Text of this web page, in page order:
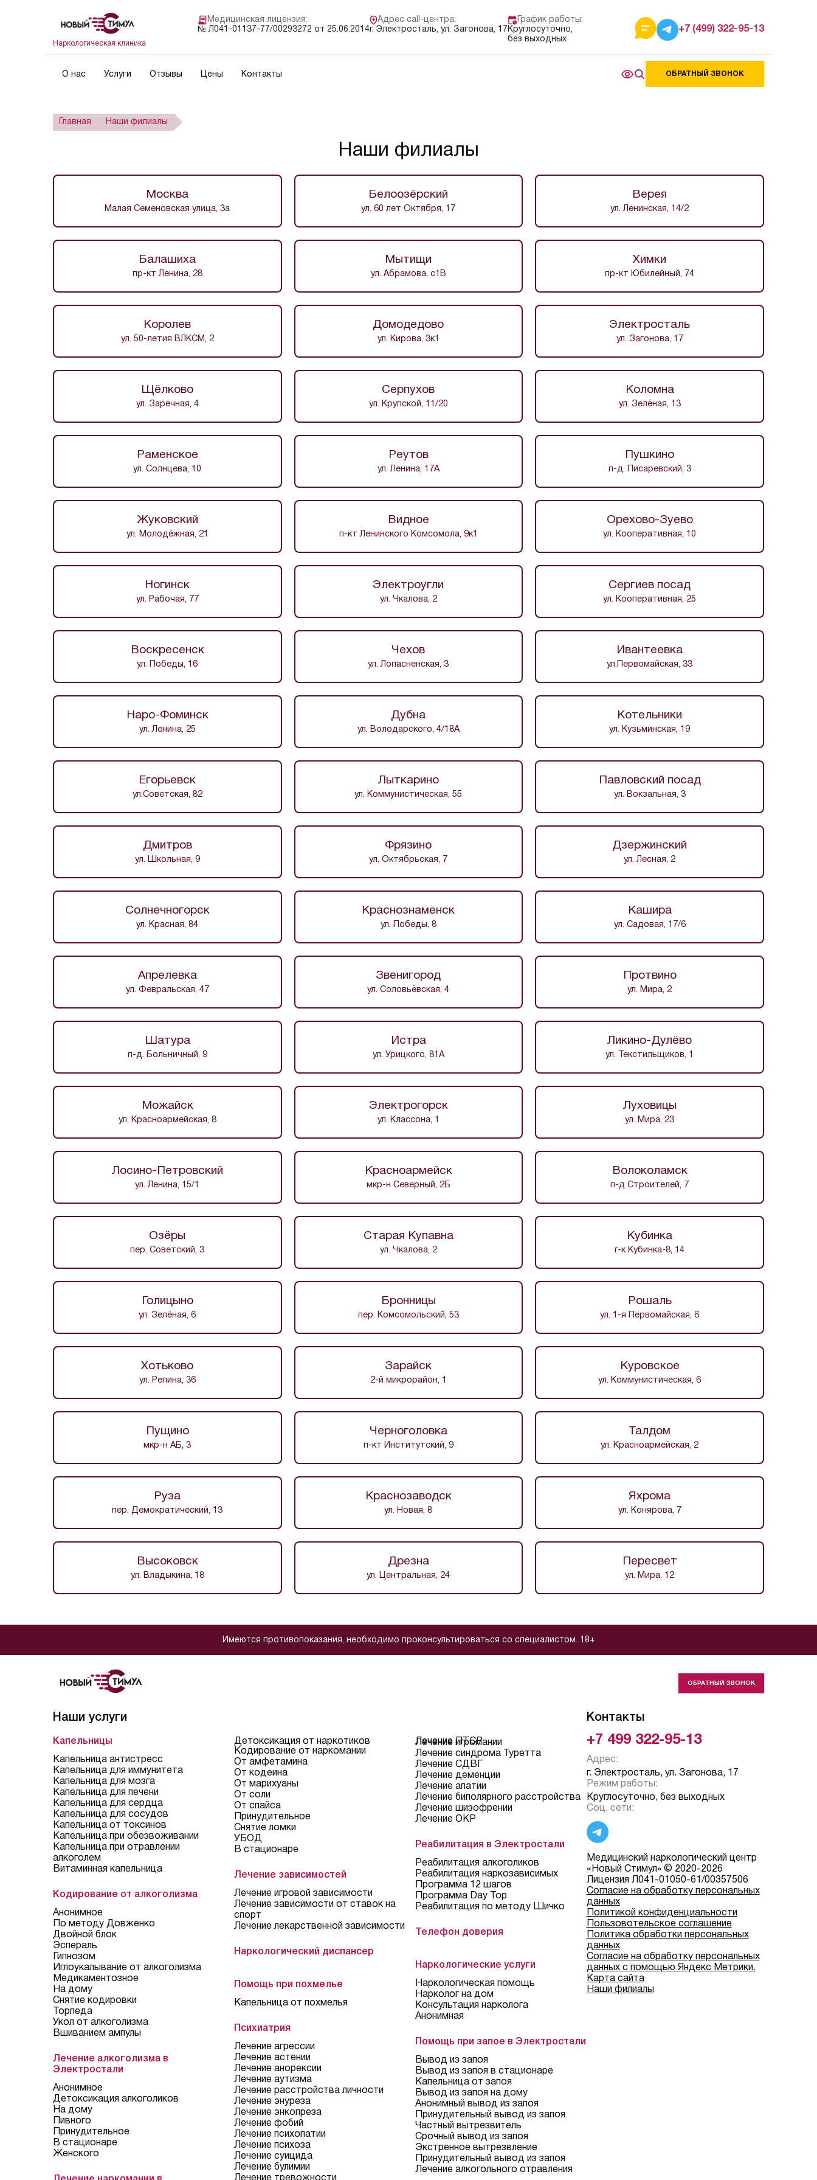
Наркологическая клиника
Медицинская лицензия:
№ Л041-01137-77/00293272 от 25.06.2014
Адрес call-центра:
г. Электросталь, ул. Загонова, 17
График работы:
Круглосуточно,
без выходных
+7 (499) 322-95-13
О нас Услуги Отзывы Цены Контакты ОБРАТНЫЙ ЗВОНОК
Главная Наши филиалы
Наши филиалы
Москва
Малая Семеновская улица, 3а
Белоозёрский
ул. 60 лет Октября, 17
Верея
ул. Ленинская, 14/2
Балашиха
пр-кт Ленина, 28
Мытищи
ул. Абрамова, с1В
Химки
пр-кт Юбилейный, 74
Королев
ул. 50-летия ВЛКСМ, 2
Домодедово
ул. Кирова, 3к1
Электросталь
ул. Загонова, 17
Щёлково
ул. Заречная, 4
Серпухов
ул. Крупской, 11/20
Коломна
ул. Зелёная, 13
Раменское
ул. Солнцева, 10
Реутов
ул. Ленина, 17А
Пушкино
п-д. Писаревский, 3
Жуковский
ул. Молодёжная, 21
Видное
п-кт Ленинского Комсомола, 9к1
Орехово-Зуево
ул. Кооперативная, 10
Ногинск
ул. Рабочая, 77
Электроугли
ул. Чкалова, 2
Сергиев посад
ул. Кооперативная, 25
Воскресенск
ул. Победы, 16
Чехов
ул. Лопасненская, 3
Ивантеевка
ул.Первомайская, 33
Наро-Фоминск
ул. Ленина, 25
Дубна
ул. Володарского, 4/18А
Котельники
ул. Кузьминская, 19
Егорьевск
ул.Советская, 82
Лыткарино
ул. Коммунистическая, 55
Павловский посад
ул. Вокзальная, 3
Дмитров
ул. Школьная, 9
Фрязино
ул. Октябрьская, 7
Дзержинский
ул. Лесная, 2
Солнечногорск
ул. Красная, 84
Краснознаменск
ул. Победы, 8
Кашира
ул. Садовая, 17/6
Апрелевка
ул. Февральская, 47
Звенигород
ул. Соловьёвская, 4
Протвино
ул. Мира, 2
Шатура
п-д. Больничный, 9
Истра
ул. Урицкого, 81А
Ликино-Дулёво
ул. Текстильщиков, 1
Можайск
ул. Красноармейская, 8
Электрогорск
ул. Классона, 1
Луховицы
ул. Мира, 23
Лосино-Петровский
ул. Ленина, 15/1
Красноармейск
мкр-н Северный, 2Б
Волоколамск
п-д Строителей, 7
Озёры
пер. Советский, 3
Старая Купавна
ул. Чкалова, 2
Кубинка
г-к Кубинка-8, 14
Голицыно
ул. Зелёная, 6
Бронницы
пер. Комсомольский, 53
Рошаль
ул. 1-я Первомайская, 6
Хотьково
ул. Репина, 36
Зарайск
2-й микрорайон, 1
Куровское
ул. Коммунистическая, 6
Пущино
мкр-н АБ, 3
Черноголовка
п-кт Институтский, 9
Талдом
ул. Красноармейская, 2
Руза
пер. Демократический, 13
Краснозаводск
ул. Новая, 8
Яхрома
ул. Конярова, 7
Высоковск
ул. Владыкина, 18
Дрезна
ул. Центральная, 24
Пересвет
ул. Мира, 12
Имеются противопоказания, необходимо проконсультироваться со специалистом. 18+
ОБРАТНЫЙ ЗВОНОК
Наши услуги
Капельницы
Капельница антистресс
Капельница для иммунитета
Капельница для мозга
Капельница для печени
Капельница для сердца
Капельница для сосудов
Капельница от токсинов
Капельница при обезвоживании
Капельница при отравлении
алкоголем
Витаминная капельница
Кодирование от алкоголизма
Анонимное
По методу Довженко
Двойной блок
Эспераль
Гипнозом
Иглоукалывание от алкоголизма
Медикаментозное
На дому
Снятие кодировки
Торпеда
Укол от алкоголизма
Вшиванием ампулы
Лечение алкоголизма в
Электростали
Анонимное
Детоксикация алкоголиков
На дому
Пивного
Принудительное
В стационаре
Женского
Детоксикация от наркотиков
Кодирование от наркомании
От амфетамина
От кодеина
От марихуаны
От соли
От спайса
Принудительное
Снятие ломки
УБОД
В стационаре
Лечение зависимостей
Лечение игровой зависимости
Лечение зависимости от ставок на
спорт
Лечение лекарственной зависимости
Наркологический диспансер
Помощь при похмелье
Капельница от похмелья
Психиатрия
Лечение агрессии
Лечение астении
Лечение анорексии
Лечение аутизма
Лечение расстройства личности
Лечение энуреза
Лечение энкопреза
Лечение фобий
Лечение психопатии
Лечение психоза
Лечение суицида
Лечение булимии
Лечение ПТСР
Лечение игромании
Лечение синдрома Туретта
Лечение СДВГ
Лечение деменции
Лечение апатии
Лечение биполярного расстройства
Лечение шизофрении
Лечение ОКР
Реабилитация в Электростали
Реабилитация алкоголиков
Реабилитация наркозависимых
Программа 12 шагов
Программа Day Top
Реабилитация по методу Шичко
Телефон доверия
Наркологические услуги
Наркологическая помощь
Нарколог на дом
Консультация нарколога
Анонимная
Помощь при запое в Электростали
Вывод из запоя
Вывод из запоя в стационаре
Капельница от запоя
Вывод из запоя на дому
Анонимный вывод из запоя
Принудительный вывод из запоя
Частный вытрезвитель
Срочный вывод из запоя
Экстренное вытрезвление
Принудительный вывод из запоя
Лечение алкогольного отравления
Контакты
+7 499 322-95-13
Адрес:
г. Электросталь, ул. Загонова, 17
Режим работы:
Круглосуточно, без выходных
Соц. сети:
Медицинский наркологический центр
«Новый Стимул» © 2020-2026
Лицензия Л041-01050-61/00357506
Согласие на обработку персональных
данных
Политикой конфиденциальности
Пользовотельское соглашение
Политика обработки персональных
данных
Согласие на обработку персональных
данных с помощью Яндекс Метрики.
Карта сайта
Наши филиалы